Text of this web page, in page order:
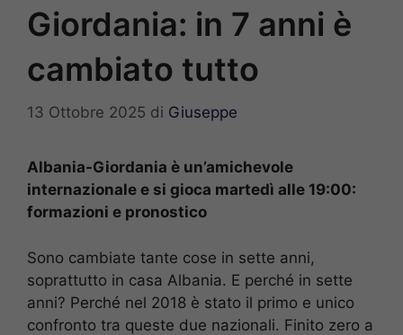
Giordania: in 7 anni è
cambiato tutto
13 Ottobre 2025 di Giuseppe
Albania-Giordania è un’amichevole
internazionale e si gioca martedì alle 19:00:
formazioni e pronostico
Sono cambiate tante cose in sette anni,
soprattutto in casa Albania. E perché in sette
anni? Perché nel 2018 è stato il primo e unico
confronto tra queste due nazionali. Finito zero a